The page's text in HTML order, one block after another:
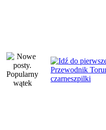
Przewodnik
czarneszpilki